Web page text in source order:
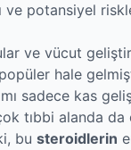
potansiyel
ve vücut
hale
sadece kas
tıbbi alanda da
bu steroidlerin